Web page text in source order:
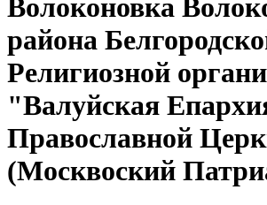
Волоконовка
района
Религиозной
"Валуйская
Православной
(Москвоский